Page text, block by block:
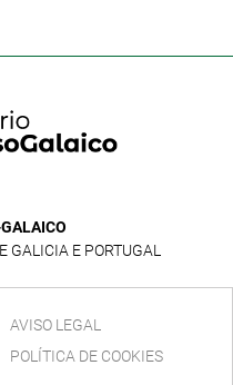
GALICIA E PORTUGAL
AVISO LEGAL
POLÍTICA DE COOKIES